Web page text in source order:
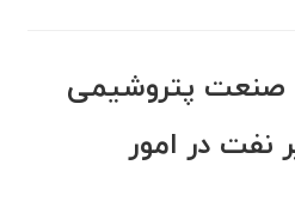
صنعت پتروشیمی
نفت در امور